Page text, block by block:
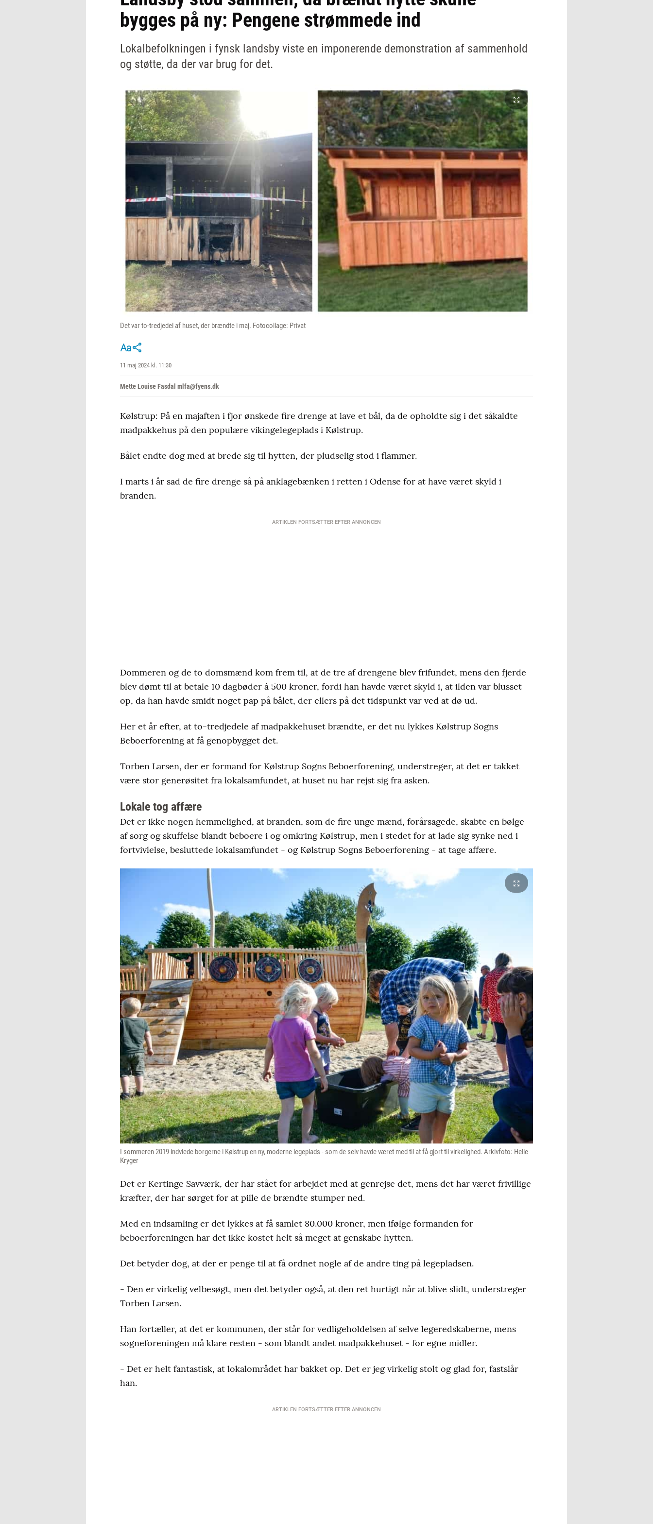
bygges på ny: Pengene strømmede ind
Lokalbefolkningen i fynsk landsby viste en imponerende demonstration af sammenhold
og støtte, da der var brug for det.
Det var to-tredjedel af huset, der brændte i maj. Fotocollage: Privat
11 maj 2024 kl. 11:30
Mette Louise Fasdal mlfa@fyens.dk
Kølstrup: På en majaften i fjor ønskede fire drenge at lave et bål, da de opholdte sig i det såkaldte
madpakkehus på den populære vikingelegeplads i Kølstrup.
Bålet endte dog med at brede sig til hytten, der pludselig stod i flammer.
I marts i år sad de fire drenge så på anklagebænken i retten i Odense for at have været skyld i
branden.
ARTIKLEN FORTSÆTTER EFTER ANNONCEN
Dommeren og de to domsmænd kom frem til, at de tre af drengene blev frifundet, mens den fjerde
blev dømt til at betale 10 dagbøder á 500 kroner, fordi han havde været skyld i, at ilden var blusset
op, da han havde smidt noget pap på bålet, der ellers på det tidspunkt var ved at dø ud.
Her et år efter, at to-tredjedele af madpakkehuset brændte, er det nu lykkes Kølstrup Sogns
Beboerforening at få genopbygget det.
Torben Larsen, der er formand for Kølstrup Sogns Beboerforening, understreger, at det er takket
være stor generøsitet fra lokalsamfundet, at huset nu har rejst sig fra asken.
Lokale tog affære
Det er ikke nogen hemmelighed, at branden, som de fire unge mænd, forårsagede, skabte en bølge
af sorg og skuffelse blandt beboere i og omkring Kølstrup, men i stedet for at lade sig synke ned i
fortvivlelse, besluttede lokalsamfundet - og Kølstrup Sogns Beboerforening - at tage affære.
I sommeren 2019 indviede borgerne i Kølstrup en ny, moderne legeplads - som de selv havde været med til at få gjort til virkelighed. Arkivfoto: Helle
Kryger
Det er Kertinge Savværk, der har stået for arbejdet med at genrejse det, mens det har været frivillige
kræfter, der har sørget for at pille de brændte stumper ned.
Med en indsamling er det lykkes at få samlet 80.000 kroner, men ifølge formanden for
beboerforeningen har det ikke kostet helt så meget at genskabe hytten.
Det betyder dog, at der er penge til at få ordnet nogle af de andre ting på legepladsen.
- Den er virkelig velbesøgt, men det betyder også, at den ret hurtigt når at blive slidt, understreger
Torben Larsen.
Han fortæller, at det er kommunen, der står for vedligeholdelsen af selve legeredskaberne, mens
sogneforeningen må klare resten - som blandt andet madpakkehuset - for egne midler.
- Det er helt fantastisk, at lokalområdet har bakket op. Det er jeg virkelig stolt og glad for, fastslår
han.
ARTIKLEN FORTSÆTTER EFTER ANNONCEN